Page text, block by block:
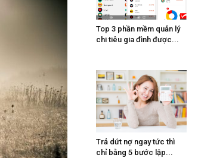
Top 3 phần mềm quản lý
chi tiêu gia đình được...
Trả dứt nợ ngay tức thì
chỉ bằng 5 bước lập...